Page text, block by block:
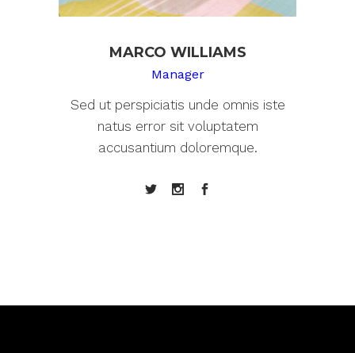
MARCO WILLIAMS
Manager
Sed ut perspiciatis unde omnis iste
natus error sit voluptatem
accusantium doloremque.